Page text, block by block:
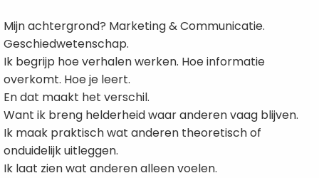
Mijn achtergrond? Marketing & Communicatie.
Geschiedwetenschap.
Ik begrijp hoe verhalen werken. Hoe informatie
overkomt. Hoe je leert.
En dat maakt het verschil.
Want ik breng helderheid waar anderen vaag blijven.
Ik maak praktisch wat anderen theoretisch of
onduidelijk uitleggen.
Ik laat zien wat anderen alleen voelen.